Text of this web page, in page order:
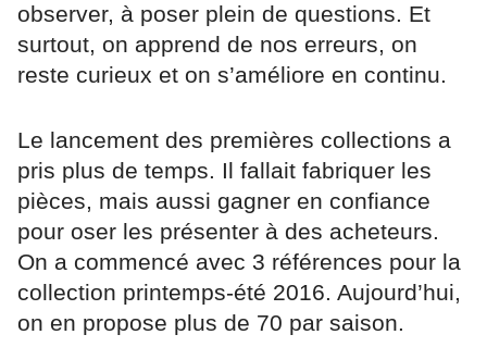
observer, à poser plein de questions. Et
surtout, on apprend de nos erreurs, on
reste curieux et on s’améliore en continu.
Le lancement des premières collections a
pris plus de temps. Il fallait fabriquer les
pièces, mais aussi gagner en confiance
pour oser les présenter à des acheteurs.
On a commencé avec 3 références pour la
collection printemps-été 2016. Aujourd’hui,
on en propose plus de 70 par saison.